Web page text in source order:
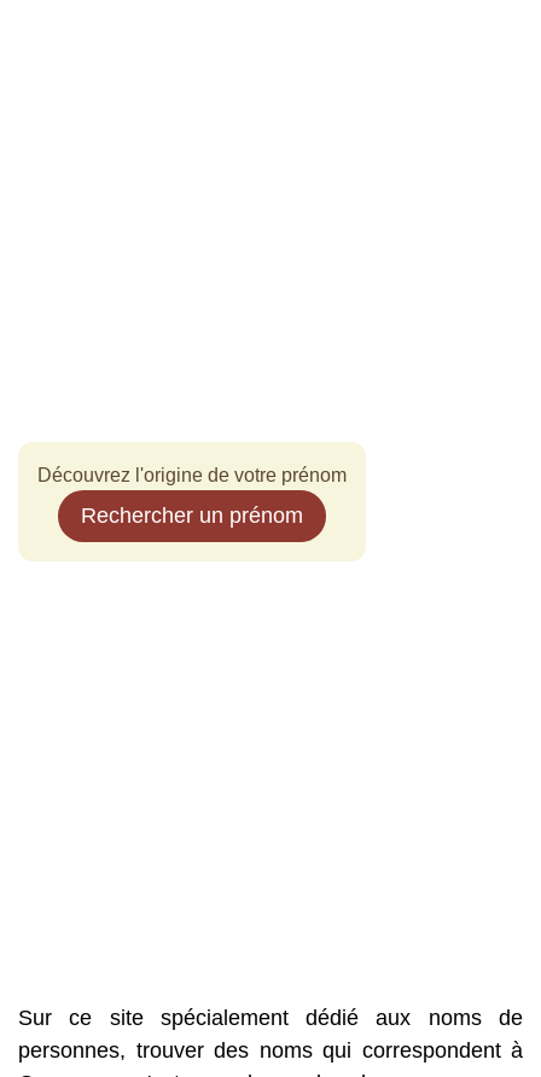
Découvrez l'origine de votre prénom
Rechercher un prénom
Sur ce site spécialement dédié aux noms de
personnes, trouver des noms qui correspondent à